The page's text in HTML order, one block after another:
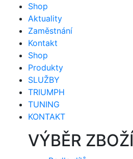
Shop
Aktuality
Zaměstnání
Kontakt
Shop
Produkty
SLUŽBY
TRIUMPH
TUNING
KONTAKT
VÝBĚR ZBOŽÍ